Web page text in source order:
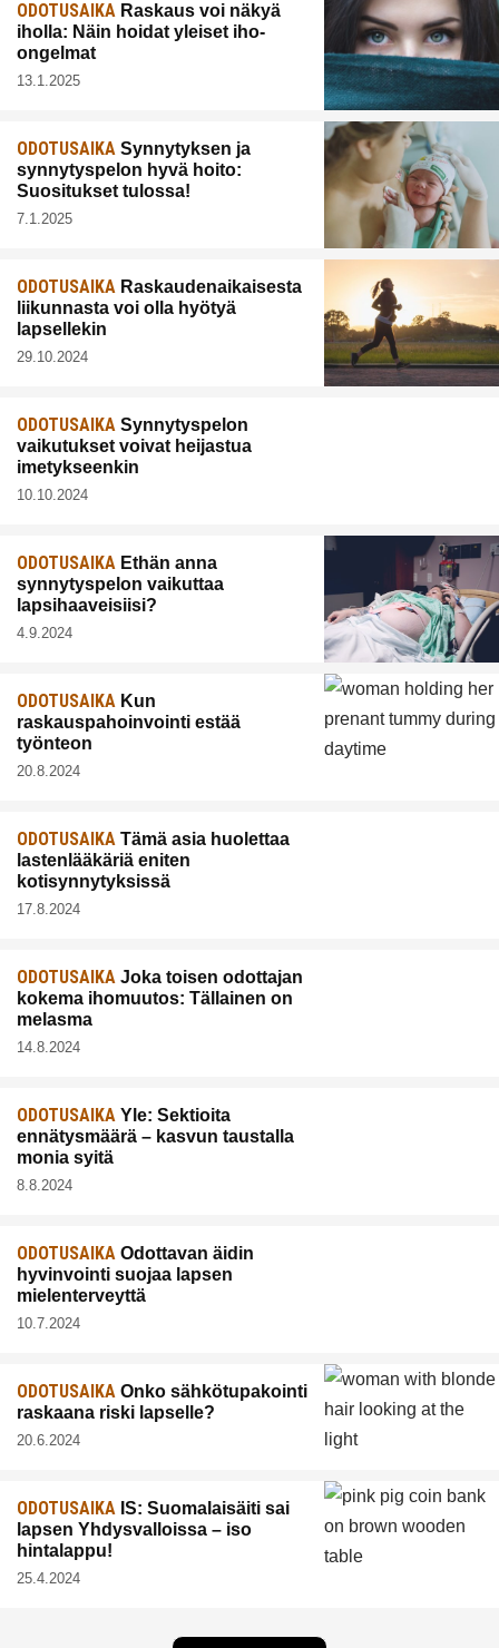
ODOTUSAIKA Raskaus voi näkyä
iholla: Näin hoidat yleiset iho-
ongelmat
13.1.2025
ODOTUSAIKA Synnytyksen ja
synnytyspelon hyvä hoito:
Suositukset tulossa!
7.1.2025
ODOTUSAIKA Raskaudenaikaisesta
liikunnasta voi olla hyötyä
lapsellekin
29.10.2024
ODOTUSAIKA Synnytyspelon
vaikutukset voivat heijastua
imetykseenkin
10.10.2024
ODOTUSAIKA Ethän anna
synnytyspelon vaikuttaa
lapsihaaveisiisi?
4.9.2024
ODOTUSAIKA Kun
raskauspahoinvointi estää
työnteon
20.8.2024
ODOTUSAIKA Tämä asia huolettaa
lastenlääkäriä eniten
kotisynnytyksissä
17.8.2024
ODOTUSAIKA Joka toisen odottajan
kokema ihomuutos: Tällainen on
melasma
14.8.2024
ODOTUSAIKA Yle: Sektioita
ennätysmäärä – kasvun taustalla
monia syitä
8.8.2024
ODOTUSAIKA Odottavan äidin
hyvinvointi suojaa lapsen
mielenterveyttä
10.7.2024
ODOTUSAIKA Onko sähkötupakointi
raskaana riski lapselle?
20.6.2024
ODOTUSAIKA IS: Suomalaisäiti sai
lapsen Yhdysvalloissa – iso
hintalappu!
25.4.2024